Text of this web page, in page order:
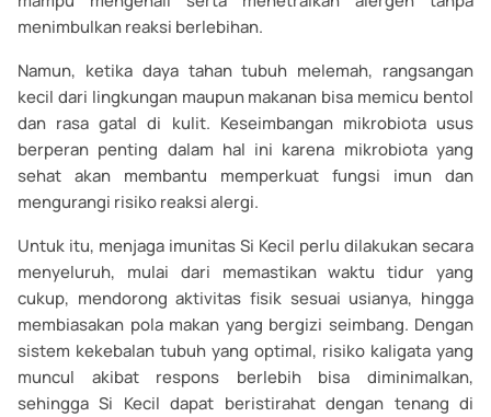
menimbulkan reaksi berlebihan.
Namun, ketika daya tahan tubuh melemah, rangsangan
kecil dari lingkungan maupun makanan bisa memicu bentol
dan rasa gatal di kulit. Keseimbangan mikrobiota usus
berperan penting dalam hal ini karena mikrobiota yang
sehat akan membantu memperkuat fungsi imun dan
mengurangi risiko reaksi alergi.
Untuk itu, menjaga imunitas Si Kecil perlu dilakukan secara
menyeluruh, mulai dari memastikan waktu tidur yang
cukup, mendorong aktivitas fisik sesuai usianya, hingga
membiasakan pola makan yang bergizi seimbang. Dengan
sistem kekebalan tubuh yang optimal, risiko kaligata yang
muncul akibat respons berlebih bisa diminimalkan,
sehingga Si Kecil dapat beristirahat dengan tenang di